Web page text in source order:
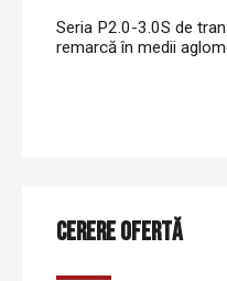
Seria P2.0-3.0S de
remarcă în medii
CERERE OFERTĂ